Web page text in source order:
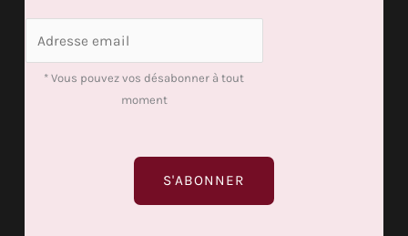
* Vous pouvez vos désabonner à tout
moment
S'ABONNER